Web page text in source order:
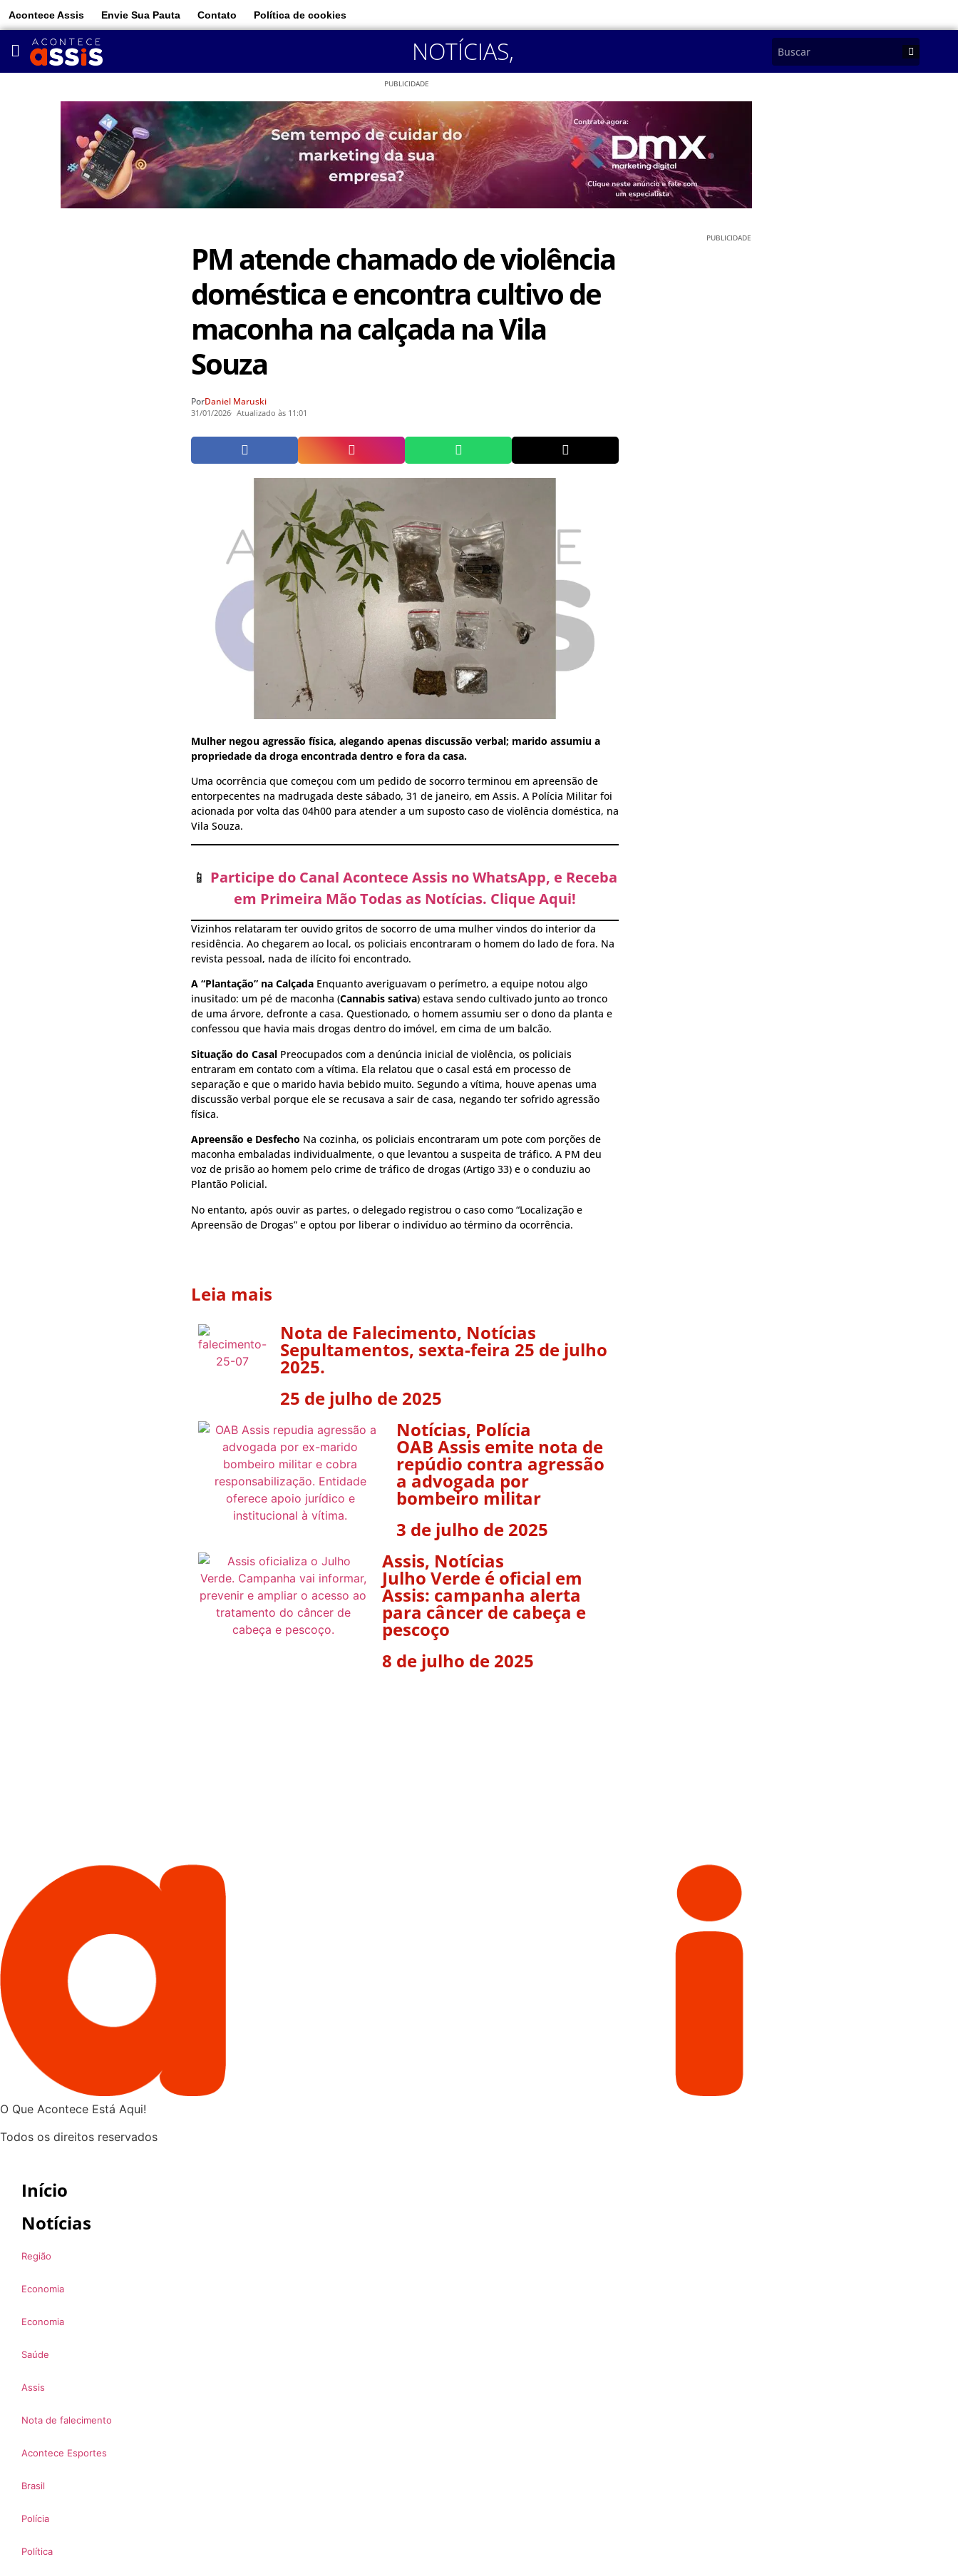
Acontece Assis Envie Sua Pauta Contato Política de cookies
NOTÍCIAS,
PUBLICIDADE
PM atende chamado de violência
doméstica e encontra cultivo de
maconha na calçada na Vila
Souza
PorDaniel Maruski
31/01/2026 Atualizado às 11:01
Mulher negou agressão física, alegando apenas discussão verbal; marido assumiu a
propriedade da droga encontrada dentro e fora da casa.
Uma ocorrência que começou com um pedido de socorro terminou em apreensão de
entorpecentes na madrugada deste sábado, 31 de janeiro, em Assis. A Polícia Militar foi
acionada por volta das 04h00 para atender a um suposto caso de violência doméstica, na
Vila Souza.
📱 Participe do Canal Acontece Assis no WhatsApp, e Receba
em Primeira Mão Todas as Notícias. Clique Aqui!
Vizinhos relataram ter ouvido gritos de socorro de uma mulher vindos do interior da
residência. Ao chegarem ao local, os policiais encontraram o homem do lado de fora. Na
revista pessoal, nada de ilícito foi encontrado.
A “Plantação” na Calçada Enquanto averiguavam o perímetro, a equipe notou algo
inusitado: um pé de maconha (Cannabis sativa) estava sendo cultivado junto ao tronco
de uma árvore, defronte a casa. Questionado, o homem assumiu ser o dono da planta e
confessou que havia mais drogas dentro do imóvel, em cima de um balcão.
Situação do Casal Preocupados com a denúncia inicial de violência, os policiais
entraram em contato com a vítima. Ela relatou que o casal está em processo de
separação e que o marido havia bebido muito. Segundo a vítima, houve apenas uma
discussão verbal porque ele se recusava a sair de casa, negando ter sofrido agressão
física.
Apreensão e Desfecho Na cozinha, os policiais encontraram um pote com porções de
maconha embaladas individualmente, o que levantou a suspeita de tráfico. A PM deu
voz de prisão ao homem pelo crime de tráfico de drogas (Artigo 33) e o conduziu ao
Plantão Policial.
No entanto, após ouvir as partes, o delegado registrou o caso como “Localização e
Apreensão de Drogas” e optou por liberar o indivíduo ao término da ocorrência.
Leia mais
Nota de Falecimento, Notícias
Sepultamentos, sexta-feira 25 de julho
2025.
25 de julho de 2025
Notícias, Polícia
OAB Assis emite nota de
repúdio contra agressão
a advogada por
bombeiro militar
3 de julho de 2025
Assis, Notícias
Julho Verde é oficial em
Assis: campanha alerta
para câncer de cabeça e
pescoço
8 de julho de 2025
PUBLICIDADE
O Que Acontece Está Aqui!
Todos os direitos reservados
Início
Notícias
Região
Economia
Economia
Saúde
Assis
Nota de falecimento
Acontece Esportes
Brasil
Polícia
Política